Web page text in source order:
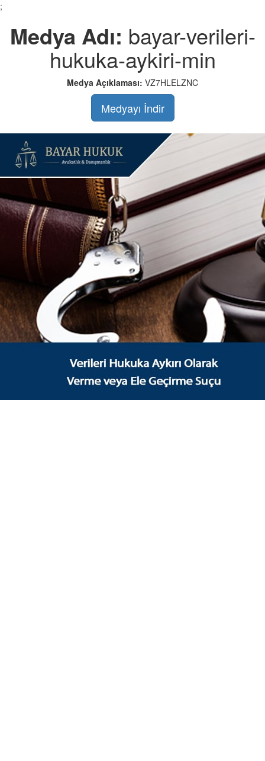
;
Medya Adı: bayar-verileri-
hukuka-aykiri-min
Medya Açıklaması: VZ7HLELZNC
Medyayı İndir